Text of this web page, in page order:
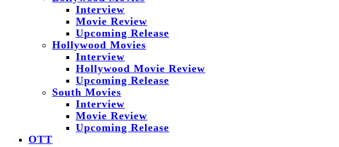
Interview
Movie Review
Upcoming Release
Hollywood Movies
Interview
Hollywood Movie Review
Upcoming Release
South Movies
Interview
Movie Review
Upcoming Release
OTT